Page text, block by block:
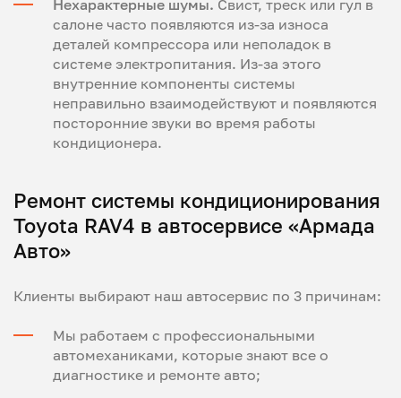
Нехарактерные шумы. Свист, треск или гул в
салоне часто появляются из-за износа
деталей компрессора или неполадок в
системе электропитания. Из-за этого
внутренние компоненты системы
неправильно взаимодействуют и появляются
посторонние звуки во время работы
кондиционера.
Ремонт системы кондиционирования
Toyota RAV4 в автосервисе «Армада
Авто»
Клиенты выбирают наш автосервис по 3 причинам:
Мы работаем с профессиональными
автомеханиками, которые знают все о
диагностике и ремонте авто;